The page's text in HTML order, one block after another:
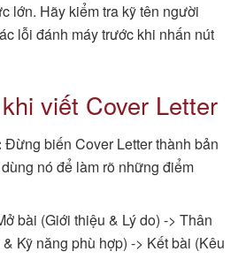
lớn. Hãy kiểm tra kỹ tên người
lỗi đánh máy trước khi nhấn nút
viết Cover Letter
Đừng biến Cover Letter thành bản
nó để làm rõ những điểm
bài (Giới thiệu & Lý do) -> Thân
Kỹ năng phù hợp) -> Kết bài (Kêu